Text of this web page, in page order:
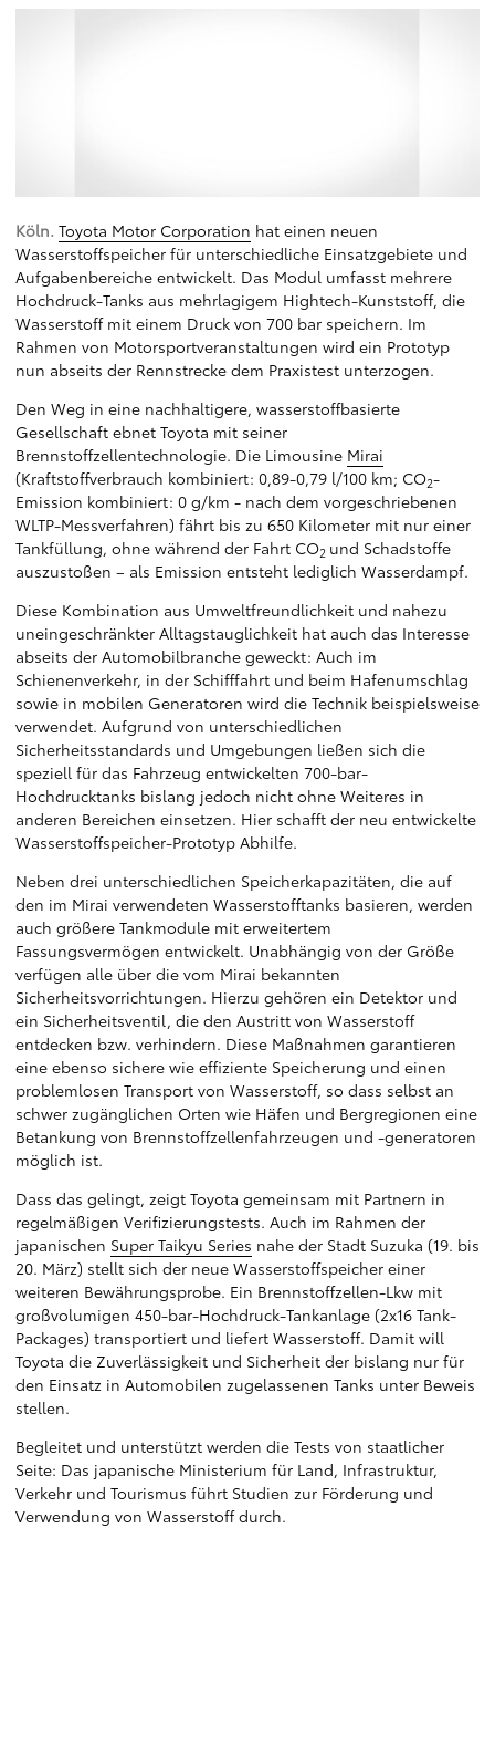
Köln. Toyota Motor Corporation hat einen neuen
Wasserstoffspeicher für unterschiedliche Einsatzgebiete und
Aufgabenbereiche entwickelt. Das Modul umfasst mehrere
Hochdruck-Tanks aus mehrlagigem Hightech-Kunststoff, die
Wasserstoff mit einem Druck von 700 bar speichern. Im
Rahmen von Motorsportveranstaltungen wird ein Prototyp
nun abseits der Rennstrecke dem Praxistest unterzogen.
Den Weg in eine nachhaltigere, wasserstoffbasierte
Gesellschaft ebnet Toyota mit seiner
Brennstoffzellentechnologie. Die Limousine Mirai
(Kraftstoffverbrauch kombiniert: 0,89-0,79 l/100 km; CO2-
Emission kombiniert: 0 g/km - nach dem vorgeschriebenen
WLTP-Messverfahren) fährt bis zu 650 Kilometer mit nur einer
Tankfüllung, ohne während der Fahrt CO2 und Schadstoffe
auszustoßen – als Emission entsteht lediglich Wasserdampf.
Diese Kombination aus Umweltfreundlichkeit und nahezu
uneingeschränkter Alltagstauglichkeit hat auch das Interesse
abseits der Automobilbranche geweckt: Auch im
Schienenverkehr, in der Schifffahrt und beim Hafenumschlag
sowie in mobilen Generatoren wird die Technik beispielsweise
verwendet. Aufgrund von unterschiedlichen
Sicherheitsstandards und Umgebungen ließen sich die
speziell für das Fahrzeug entwickelten 700-bar-
Hochdrucktanks bislang jedoch nicht ohne Weiteres in
anderen Bereichen einsetzen. Hier schafft der neu entwickelte
Wasserstoffspeicher-Prototyp Abhilfe.
Neben drei unterschiedlichen Speicherkapazitäten, die auf
den im Mirai verwendeten Wasserstofftanks basieren, werden
auch größere Tankmodule mit erweitertem
Fassungsvermögen entwickelt. Unabhängig von der Größe
verfügen alle über die vom Mirai bekannten
Sicherheitsvorrichtungen. Hierzu gehören ein Detektor und
ein Sicherheitsventil, die den Austritt von Wasserstoff
entdecken bzw. verhindern. Diese Maßnahmen garantieren
eine ebenso sichere wie effiziente Speicherung und einen
problemlosen Transport von Wasserstoff, so dass selbst an
schwer zugänglichen Orten wie Häfen und Bergregionen eine
Betankung von Brennstoffzellenfahrzeugen und -generatoren
möglich ist.
Dass das gelingt, zeigt Toyota gemeinsam mit Partnern in
regelmäßigen Verifizierungstests. Auch im Rahmen der
japanischen Super Taikyu Series nahe der Stadt Suzuka (19. bis
20. März) stellt sich der neue Wasserstoffspeicher einer
weiteren Bewährungsprobe. Ein Brennstoffzellen-Lkw mit
großvolumigen 450-bar-Hochdruck-Tankanlage (2x16 Tank-
Packages) transportiert und liefert Wasserstoff. Damit will
Toyota die Zuverlässigkeit und Sicherheit der bislang nur für
den Einsatz in Automobilen zugelassenen Tanks unter Beweis
stellen.
Begleitet und unterstützt werden die Tests von staatlicher
Seite: Das japanische Ministerium für Land, Infrastruktur,
Verkehr und Tourismus führt Studien zur Förderung und
Verwendung von Wasserstoff durch.